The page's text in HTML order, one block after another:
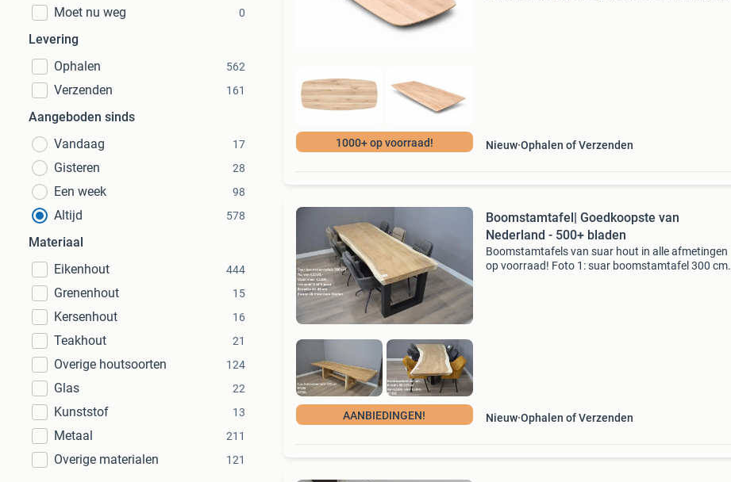
Moet nu weg
0
Levering
Ophalen
562
Verzenden 161
Aangeboden sinds
Vandaag
17
Gisteren 28
Een week 98
Altijd 578
Materiaal
Eikenhout
444
Grenenhout 15
Kersenhout 16
Teakhout 21
Overige houtsoorten 124
Glas 22
Kunststof 13
Metaal 211
Overige materialen 121
1000+ op voorraad! Nieuw Ophalen of Verzenden
AANBIEDINGEN!
Boomstamtafel| Goedkoopste van
Nederland - 500+ bladen
Boomstamtafels van suar hout in alle afmetingen
op voorraad! Foto 1: suar boomstamtafel 300 cm
Nieuw Ophalen of Verzenden